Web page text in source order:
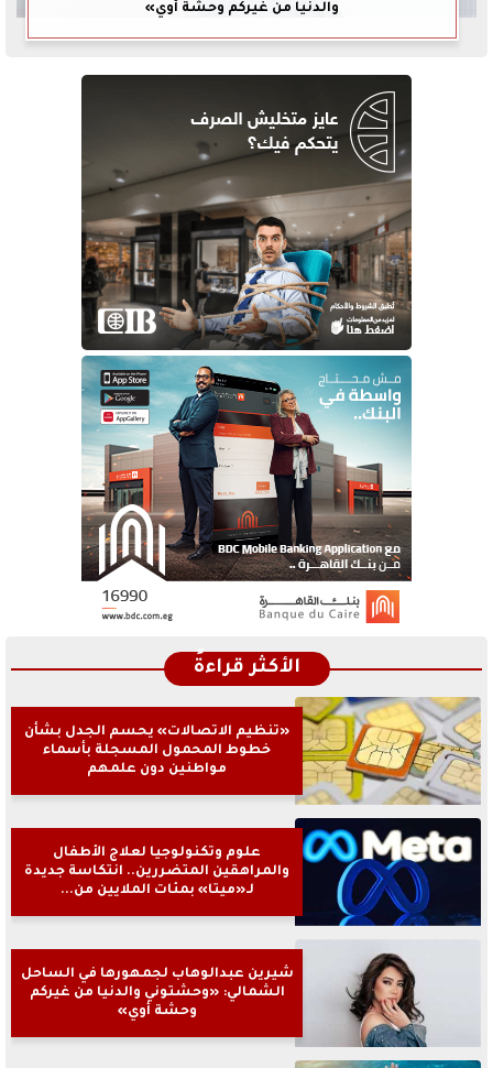
والدنيا من غيركم وحشة أوي»
الأكثر قراءةً
«تنظيم الاتصالات» يحسم الجدل بشأن
خطوط المحمول المسجلة بأسماء
مواطنين دون علمهم
علوم وتكنولوجيا لعلاج الأطفال
والمراهقين المتضررين.. انتكاسة جديدة
لـ«ميتا» بمئات الملايين من...
شيرين عبدالوهاب لجمهورها في الساحل
الشمالي: «وحشتوني والدنيا من غيركم
وحشة أوي»